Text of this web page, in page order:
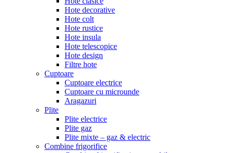
Hote decorative
Hote colt
Hote rustice
Hote insula
Hote telescopice
Hote design
Filtre hote
Cuptoare
Cuptoare electrice
Cuptoare cu microunde
Aragazuri
Plite
Plite electrice
Plite gaz
Plite mixte – gaz & electric
Combine frigorifice